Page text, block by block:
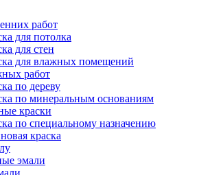
работ
для потолка
для стен
для влажных помещений
работ
по дереву
по минеральным основаниям
краски
по специальному назначению
краска
эмали